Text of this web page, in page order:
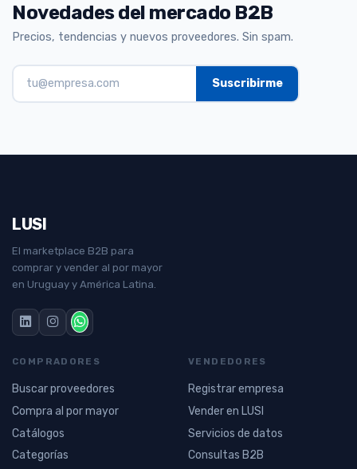
Novedades del mercado B2B
Precios, tendencias y nuevos proveedores. Sin spam.
LUSI
El marketplace B2B para
comprar y vender al por mayor
en Uruguay y América Latina.
COMPRADORES
Buscar proveedores
Compra al por mayor
Catálogos
Categorías
VENDEDORES
Registrar empresa
Vender en LUSI
Servicios de datos
Consultas B2B